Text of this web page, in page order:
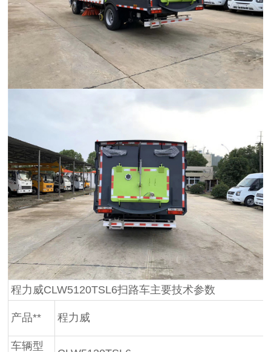
程力威CLW5120TSL6扫路车主要技术参数
产品** 程力威
车辆型